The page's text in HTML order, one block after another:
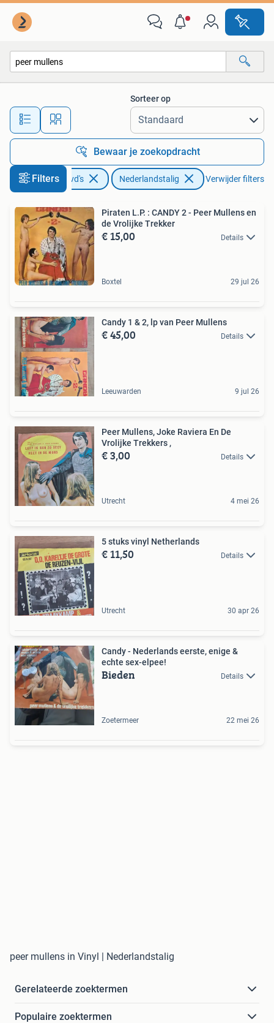
Alle afstanden…
Sorteer op
Bewaar je zoekopdracht
Filters
Cd's en Dvd's Nederlandstalig Verwijder filters
Piraten L.P. : CANDY 2 - Peer Mullens en
de Vrolijke Trekker
€ 15,00 Details
Boxtel 29 jul 26
Candy 1 & 2, lp van Peer Mullens
€ 45,00 Details
Leeuwarden 9 jul 26
Peer Mullens, Joke Raviera En De
Vrolijke Trekkers ‎,
€ 3,00 Details
Utrecht 4 mei 26
5 stuks vinyl Netherlands
€ 11,50 Details
Utrecht 30 apr 26
Candy - Nederlands eerste, enige &
echte sex-elpee!
Bieden Details
Zoetermeer 22 mei 26
peer mullens in Vinyl | Nederlandstalig
Gerelateerde zoektermen
Populaire zoektermen